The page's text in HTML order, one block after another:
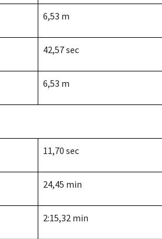
6,53 m
42,57 sec
6,53 m
11,70 sec
24,45 min
2:15,32 min